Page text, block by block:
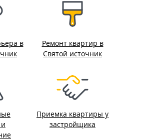
в
Ремонт квартир в
Святой источник
Приемка квартиры у
застройщика